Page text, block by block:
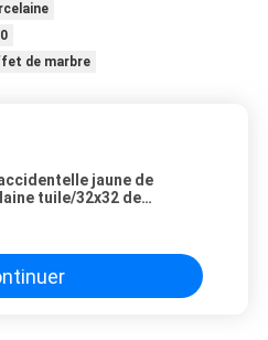
de marbre
jaune de
tuile/32x32 de